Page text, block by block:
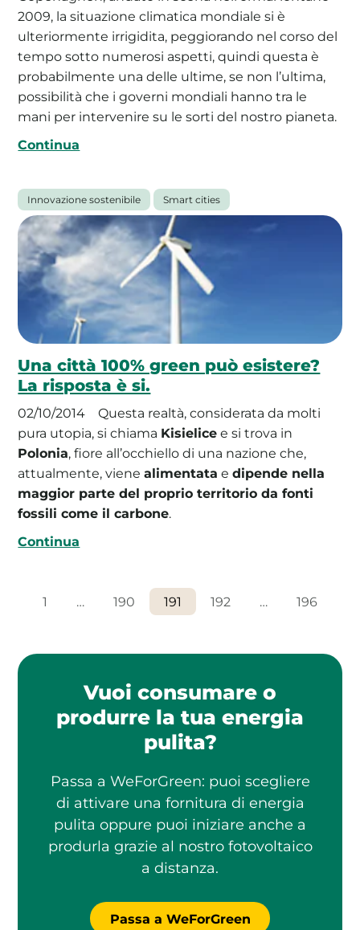
2009, la situazione climatica mondiale si è
ulteriormente irrigidita, peggiorando nel corso del
tempo sotto numerosi aspetti, quindi questa è
probabilmente una delle ultime, se non l’ultima,
possibilità che i governi mondiali hanno tra le
mani per intervenire su le sorti del nostro pianeta.
Continua
Innovazione sostenibile Smart cities
Una città 100% green può esistere?
La risposta è si.
02/10/2014
Questa realtà, considerata da molti
pura utopia, si chiama Kisielice e si trova in
Polonia, fiore all’occhiello di una nazione che,
attualmente, vienealimentata edipende nella
maggior parte del proprio territorio da fonti
fossili come il carbone.
Continua
1 … 190 191 192 … 196
Vuoi consumare o
produrre la tua energia
pulita?
Passa a WeForGreen: puoi scegliere
di attivare una fornitura di energia
pulita oppure puoi iniziare anche a
produrla grazie al nostro fotovoltaico
a distanza.
Passa a WeForGreen